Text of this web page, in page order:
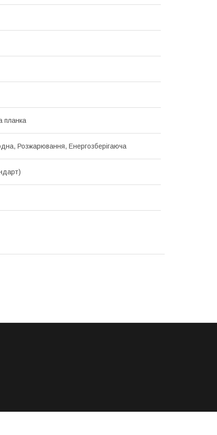
планка
Розжарювання, Енергозберігаюча